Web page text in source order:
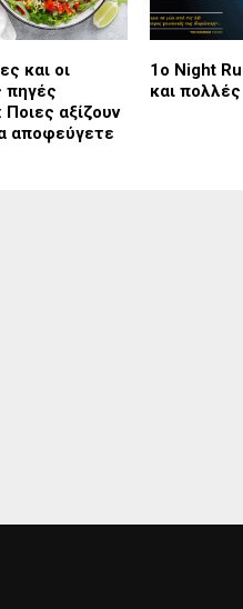
και οι
πηγές
αξίζουν
αποφεύγετε
1o Νight
και